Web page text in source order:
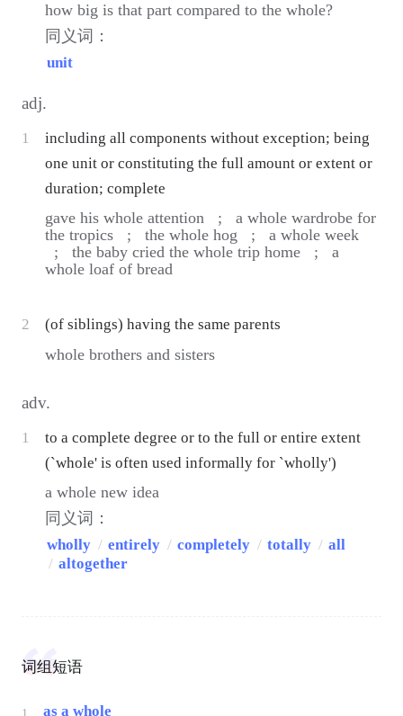
how big is that part compared to the whole?
同义词：
unit
adj.
1
including all components without exception; being
one unit or constituting the full amount or extent or
duration; complete
gave his whole attention ;
a whole wardrobe for
the tropics ;
the whole hog ;
a whole week
;
the baby cried the whole trip home ;
a
whole loaf of bread
2 (of siblings) having the same parents
whole brothers and sisters
adv.
1
to a complete degree or to the full or entire extent
(`whole' is often used informally for `wholly')
a whole new idea
同义词：
wholly / entirely / completely / totally / all
/ altogether
词组短语
as a whole